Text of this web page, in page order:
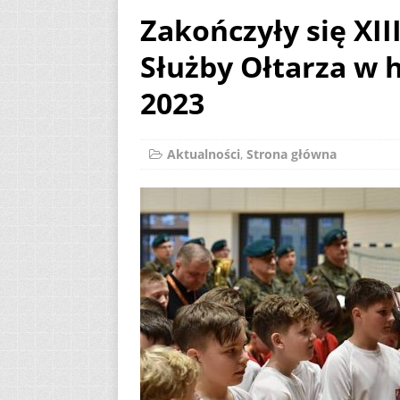
[ 2 sierpnia 2026 ]
12
Zakończyły się
Służby Ołtarza w
2023
Aktualności, Strona główna